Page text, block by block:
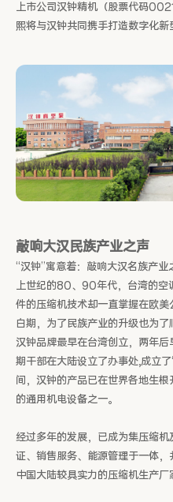
上市公司汉钟精机（股票代码
熙将与汉钟共同携手打造数字化新
敲响大汉民族产业之声
“汉钟”寓意着：敲响大汉名族产业
上世纪的80、90年代，台湾的空
件的压缩机技术却一直掌握在欧
白期，为了民族产业的升级也为
汉钟品牌最早在台湾创立，两年
期干部在大陆设立了办事处,成立
间，汉钟的产品已在世界各地生
的通用机电设备之一。
经过多年的发展，已成为集压缩
证、销售服务、能源管理于一体
中国大陆较具实力的压缩机生产厂